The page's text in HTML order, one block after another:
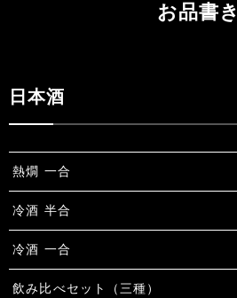
お品書き
日本酒
熱燗 一合
冷酒 半合
冷酒 一合
飲み比べセット（三種）